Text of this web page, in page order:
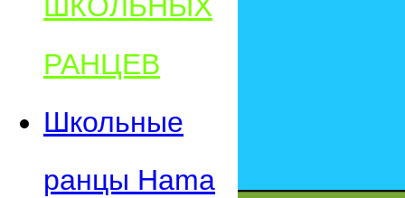
ШКОЛЬНЫХ
РАНЦЕВ
Школьные
ранцы Hama